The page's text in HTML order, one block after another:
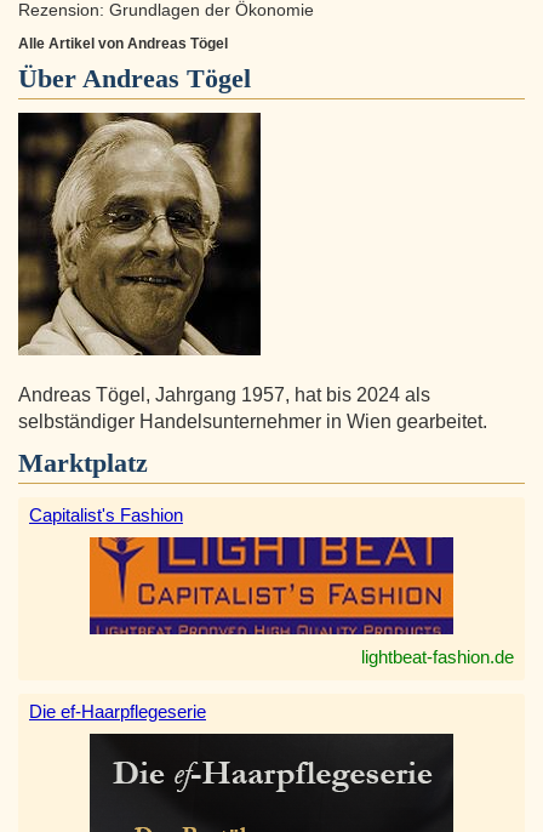
Rezension: Grundlagen der Ökonomie
Alle Artikel von Andreas Tögel
Über Andreas Tögel
Andreas Tögel, Jahrgang 1957, hat bis 2024 als
selbständiger Handelsunternehmer in Wien gearbeitet.
Marktplatz
Capitalist's Fashion
lightbeat-fashion.de
Die ef-Haarpflegeserie